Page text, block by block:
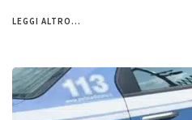
LEGGI ALTRO...